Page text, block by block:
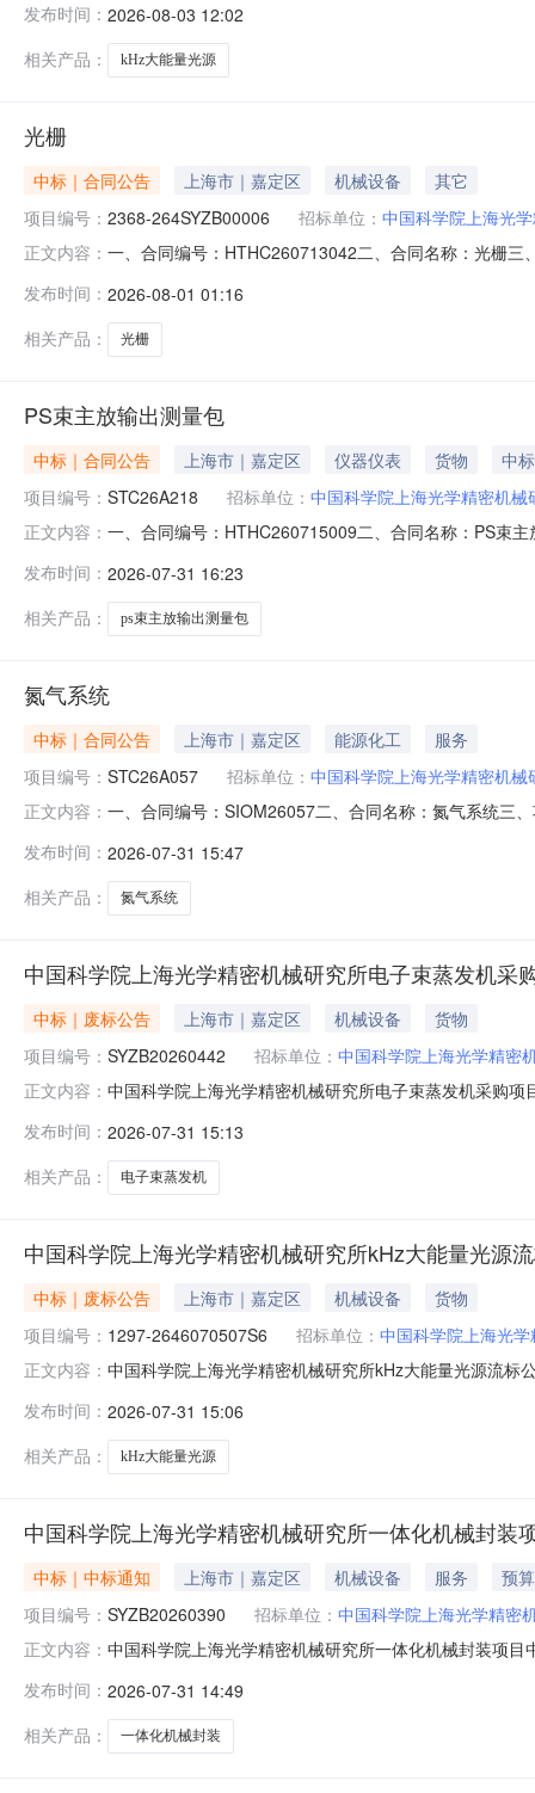
投标人参加投标。1、招标条件项目概况:中国科学院上
发布时间： 2026-08-03 12:02
相关产品：
kHz大能量光源
光栅
中标｜合同公告 上海市｜嘉定区 机械设备
其它
项目编号： 2368-264SYZB00006 招标单位： 中国科学院上海光
正文内容： 一、合同编号：HTHC260713042二、合同名称：光栅
国际广场A栋1层D单元联系方式：021-64339683六、合
发布时间： 2026-08-01 01:16
相关产品：
光栅
PS束主放输出测量包
中标｜合同公告 上海市｜嘉定区 仪器仪表 货物
中
项目编号： STC26A218 招标单位： 中国科学院上海光学精密机械
正文内容： 一、合同编号：HTHC260715009二、合同名称：PS束
区汇旺东路899号联系方式：15000693097六、合同主
发布时间： 2026-07-31 16:23
相关产品：
ps束主放输出测量包
氮气系统
中标｜合同公告 上海市｜嘉定区 能源化工
服务
项目编号： STC26A057 招标单位： 中国科学院上海光学精密机械
正文内容： 一、合同编号：SIOM26057二、合同名称：氮气系统三
13691046852六、合同主要信息主要标的名称：氮气系
海市嘉定
发布时间： 2026-07-31 15:47
相关产品：
氮气系统
中国科学院上海光学精密机械研究所电子束蒸发机采
中标｜废标公告 上海市｜嘉定区 机械设备
货物
项目编号： SYZB20260442 招标单位： 中国科学院上海光学精密
正文内容： 中国科学院上海光学精密机械研究所电子束蒸发机采购
名称：中国科学院上海光学精密机械研究所地址：上海
静安区长安路10
发布时间： 2026-07-31 15:13
相关产品：
电子束蒸发机
中国科学院上海光学精密机械研究所kHz大能量光源
中标｜废标公告 上海市｜嘉定区 机械设备
货物
项目编号： 1297-2646070507S6 招标单位： 中国科学院上海光
正文内容： 中国科学院上海光学精密机械研究所kHz大能量光源流
海光学精密机械研究所地址：上海市嘉定区清河路390
海跨
发布时间： 2026-07-31 15:06
相关产品：
kHz大能量光源
中国科学院上海光学精密机械研究所一体化机械封装
中标｜中标通知 上海市｜嘉定区 机械设备 服务
预
项目编号： SYZB20260390 招标单位： 中国科学院上海光学精密
正文内容： 中国科学院上海光学精密机械研究所一体化机械封装项
元）四、主要标的信息序号供应商名称货物名称货物品
五、评
发布时间： 2026-07-31 14:49
相关产品：
一体化机械封装